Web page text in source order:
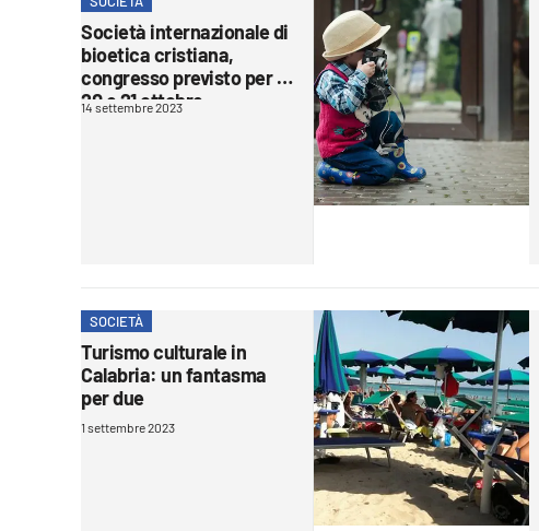
lacapitalenews.it
Società internazionale di
bioetica cristiana,
congresso previsto per il
20 e 21 ottobre
14 settembre 2023
SOCIETÀ
Turismo culturale in
Calabria: un fantasma
per due
1 settembre 2023